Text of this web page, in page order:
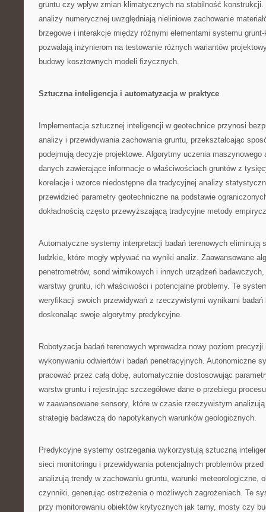
gruntu czy wpływ zmian klimatycznych na stabilność konstrukcji.
analizy numerycznej uwzględniają nieliniowe zachowanie
brzegowe i interakcje między różnymi elementami systemu
pozwalają inżynierom na testowanie różnych wariantów
budowy kosztownych modeli fizycznych.
Sztuczna inteligencja i automatyzacja w praktyce
Implementacja sztucznej inteligencji w geotechnice przynosi
analizy i przewidywania zachowania gruntu, przekształcając
podejmują decyzje projektowe. Algorytmy uczenia maszynowego
danych zawierające informacje o właściwościach gruntów z
korelacje i wzorce niedostępne dla tradycyjnej analizy
przewidzieć parametry geotechniczne na podstawie
dokładnością często przewyższającą tradycyjne metody
Automatyczne systemy interpretacji badań terenowych eliminują
ludzkie, które mogły wpływać na wyniki analiz. Zaawansowane
penetrometrów, sond wirnikowych i innych urządzeń
warstwy gruntu, ich właściwości i potencjalne problemy. Te
weryfikacji swoich przewidywań z rzeczywistymi wynikami badań
doskonaląc swoje algorytmy predykcyjne.
Robotyzacja badań terenowych wprowadza nowy poziom
wykonywaniu odwiertów i badań penetracyjnych. Autonomiczne
pracować przez całą dobę, automatycznie dostosowując
warstw gruntu i rejestrując szczegółowe dane o przebiegu
w zaawansowane sensory, które w czasie rzeczywistym
strategię badawczą do napotykanych warunków geologicznych.
Predykcyjne systemy ostrzegania wykorzystują sztuczną
sieci monitoringu i przewidywania potencjalnych problemów
analizują trendy w zachowaniu gruntu, warunki meteorologiczne,
czynniki, generując ostrzeżenia o możliwych zagrożeniach. Te
przy monitorowaniu obiektów krytycznych jak tamy, mosty czy